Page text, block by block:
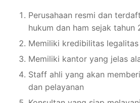
Perusahaan resmi dan
hukum dan ham sejak tahun
Memiliki kredibilitas legalitas
Memiliki kantor yang jelas
Staff ahli yang akan
dan pelayanan